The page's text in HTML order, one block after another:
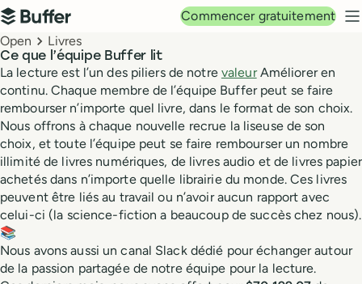
Navigation principale
Buffer
Commencer gratuitement
Breadcrumbs
Open Livres
Livres
Ce que l’équipe Buffer lit
La lecture est l’un des piliers de notre valeurAméliorer en
continu. Chaque membre de l’équipe Buffer peut se faire
rembourser n’importe quel livre, dans le format de son choix.
Nous offrons à chaque nouvelle recrue la liseuse de son
choix, et toute l’équipe peut se faire rembourser un nombre
illimité de livres numériques, de livres audio et de livres papier
achetés dans n’importe quelle librairie du monde. Ces livres
peuvent être liés au travail ou n’avoir aucun rapport avec
celui-ci (la science-fiction a beaucoup de succès chez nous).
📚
Nous avons aussi un canal Slack dédié pour échanger autour
de la passion partagée de notre équipe pour la lecture.